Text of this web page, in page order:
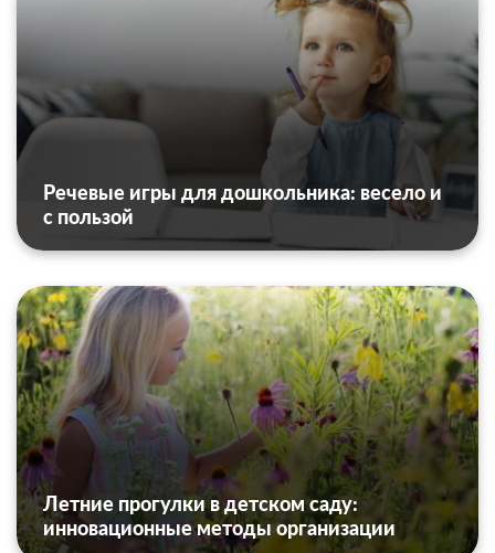
Речевые игры для дошкольника: весело и
с пользой
Летние прогулки в детском саду:
инновационные методы организации